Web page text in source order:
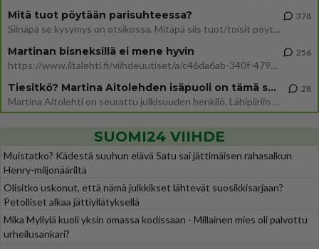
Mitä tuot pöytään parisuhteessa?
Siinäpä se kysymys on otsikossa. Mitäpä siis tuot/toisit pöytään parisuhteessa? Oletko mies vai nainen? Koetko sen mitä
378
Martinan bisneksillä ei mene hyvin
https://www.iltalehti.fi/viihdeuutiset/a/c46da6ab-340f-4790-aaa7-0865eed2336 Yrityksen konkurssihakemus on tullut kärä
256
Tiesitkö? Martina Aitolehden isäpuoli on tämä suosittu laulaja
Martina Aitolehti on seurattu julkisuuden henkilö. Lähipiiriin mahtuu muitakin tunnettuja henkilöitä. Tiesitkö, että Ma
28
SUOMI24 VIIHDE
Muistatko? Kädestä suuhun elävä Satu sai jättimäisen rahasalkun
Henry-miljonääriltä
Olisitko uskonut, että nämä julkkikset lähtevät suosikkisarjaan?
Petolliset alkaa jättiyllätyksellä
Mika Myllylä kuoli yksin omassa kodissaan - Millainen mies oli palvottu
urheilusankari?